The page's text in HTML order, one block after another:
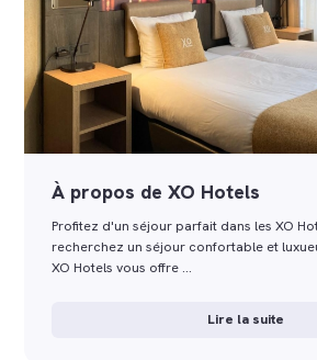
À propos de XO Hotels
Profitez d'un séjour parfait dans les XO
recherchez un séjour confortable et
XO Hotels vous offre …
Lire la suite